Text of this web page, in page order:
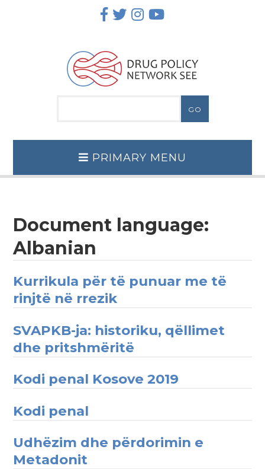
PRIMARY MENU
Document language:
Albanian
Kurrikula për të punuar me të
rinjtë në rrezik
SVAPKB-ja: historiku, qëllimet
dhe pritshmëritë
Kodi penal Kosove 2019
Kodi penal
Udhëzim dhe përdorimin e
Metadonit